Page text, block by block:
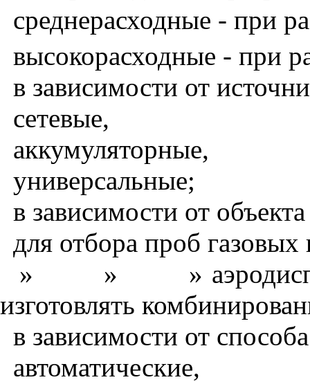
среднерасходные - при
высокорасходные - при
в зависимости от
сетевые,
аккумуляторные,
универсальные;
в зависимости от
для отбора проб
»
»
»
изготовлять
в зависимости от
автоматические,